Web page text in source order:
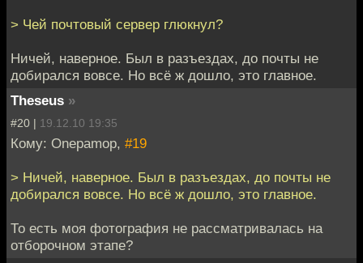
> Чей почтовый сервер глюкнул?
Ничей, наверное. Был в разъездах, до почты не
добирался вовсе. Но всё ж дошло, это главное.
Theseus »
#20 | 19.12.10 19:35
Кому: Onepamop, #19
> Ничей, наверное. Был в разъездах, до почты не
добирался вовсе. Но всё ж дошло, это главное.
То есть моя фотография не рассматривалась на
отборочном этапе?